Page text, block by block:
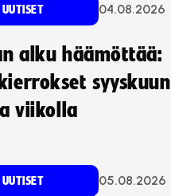
UUTISET 04.08.2026
alku häämöttää:
syyskuun
viikolla
UUTISET 05.08.2026